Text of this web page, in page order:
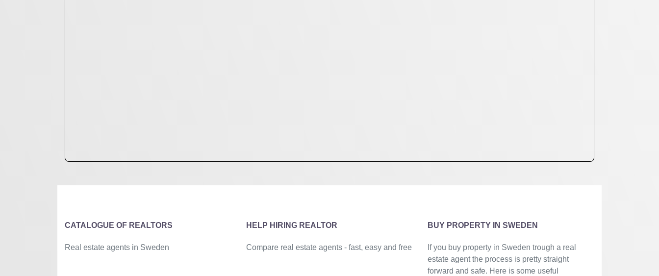
CATALOGUE OF REALTORS
Real estate agents in Sweden
HELP HIRING REALTOR
Compare real estate agents - fast, easy and free
BUY PROPERTY IN SWEDEN
If you buy property in Sweden trough a real
estate agent the process is pretty straight
forward and safe. Here is some useful